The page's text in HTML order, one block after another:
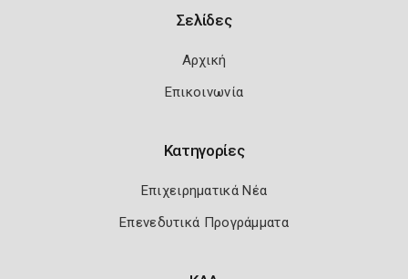
Σελίδες
Αρχική
Επικοινωνία
Κατηγορίες
Επιχειρηματικά Νέα
Επενεδυτικά Προγράμματα